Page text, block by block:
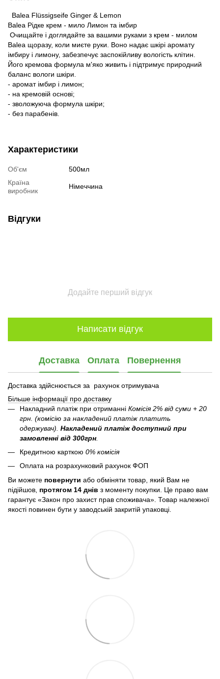
Balea Flüssigseife Ginger & Lemon
Balea Рідке крем - мило Лимон та імбир
Очищайте і доглядайте за вашими руками з крем - милом
Balea щоразу, коли миєте руки. Воно надає шкірі аромату
імбиру і лимону, забезпечує заспокійливу вологість клітин.
Його кремова формула м'яко живить і підтримує природний
баланс вологи шкіри.
- аромат імбир і лимон;
- на кремовій основі;
- зволожуюча формула шкіри;
- без парабенів.
Характеристики
Об'єм
500мл
Країна
виробник
Німеччина
Відгуки
Додайте перший відгук
Написати відгук
Доставка Оплата Повернення
Доставка здійснюється за рахунок отримувача
Більше інформації про доставку
Накладний платіж при отриманні Комісія 2% від суми + 20
грн. (комісію за накладений платіж платить
одержувач). Накладений платіж доступний при
замовленні від 300грн
Кредитною карткою 0% комісія
Оплата на розрахунковий рахунок ФОП
Ви можете повернути або обміняти товар, який Вам не
підійшов, протягом 14 днів з моменту покупки. Це право вам
гарантує «Закон про захист прав споживача». Товар належної
якості повинен бути у заводській закритій упаковці.